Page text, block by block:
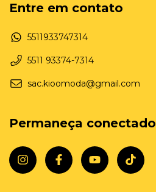
Entre em contato
5511933747314
5511 93374-7314
sac.kioomoda@gmail.com
Permaneça conectado